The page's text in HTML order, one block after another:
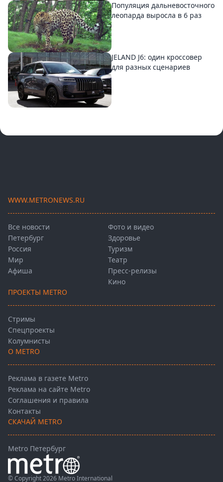
Популяция дальневосточного
леопарда выросла в 6 раз
JELAND J6: один кроссовер
для разных сценариев
WWW.METRONEWS.RU
Все новости
Петербург
Россия
Мир
Афиша
Фото и видео
Здоровье
Туризм
Театр
Пресс-релизы
Кино
ПРОЕКТЫ METRO
Стримы
Спецпроекты
Колумнисты
О METRO
Реклама в газете Metro
Реклама на сайте Metro
Соглашения и правила
Контакты
СКАЧАЙ METRO
Metro Петербург
© Copyright 2026 Metro International